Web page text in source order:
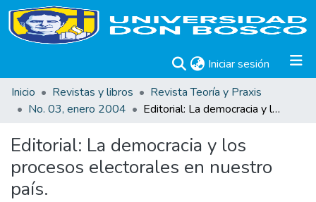
Iniciar sesión (current)
Inicio
Revistas y libros
Revista Teoría y Praxis
No. 03, enero 2004
Editorial: La democracia y los procesos electorales en nuestro país.
Editorial: La democracia y los
procesos electorales en nuestro
país.